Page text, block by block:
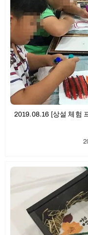
2019.08.16 [상설 체험